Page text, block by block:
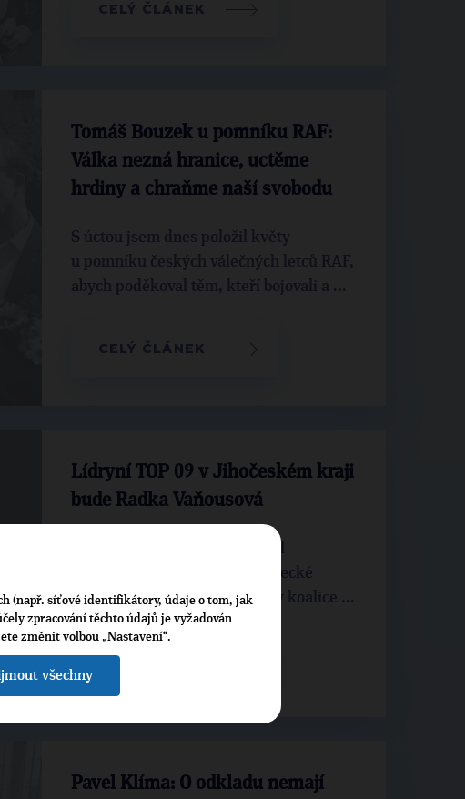
CELÝ ČLÁNEK
Tomáš Bouzek u pomníku RAF:
Válka nezná hranice, uctěme
hrdiny a chraňme naší svobodu
S úctou jsem dnes položil květy
u pomníku českých válečných letců RAF,
abych poděkoval těm, kteří bojovali a ...
CELÝ ČLÁNEK
Lídryní TOP 09 v Jihočeském kraji
bude Radka Vaňousová
kandidáty pro volby do Poslanecké
sněmovny. Lídryní kandidátky koalice ...
CELÝ ČLÁNEK
Pavel Klíma: O odkladu nemají
(např. síťové identifikátory, údaje o tom, jak
zpracování těchto údajů je vyžadován
změnit volbou „Nastavení“.
všechny